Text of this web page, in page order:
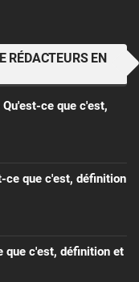
RÉDACTEURS EN
ce que c'est,
ce que c'est, définition
que c'est, définition et